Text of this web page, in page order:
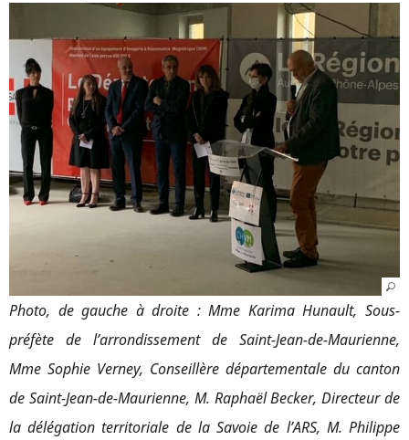
Photo, de gauche à droite : Mme Karima Hunault, Sous-
préfète de l’arrondissement de Saint-Jean-de-Maurienne,
Mme Sophie Verney, Conseillère départementale du canton
de Saint-Jean-de-Maurienne, M. Raphaël Becker, Directeur de
la délégation territoriale de la Savoie de l’ARS, M. Philippe